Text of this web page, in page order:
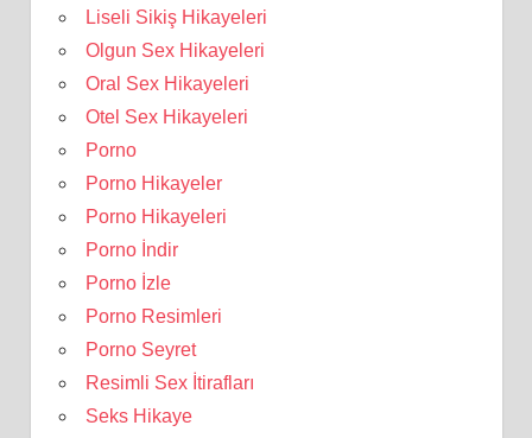
Liseli Sikiş Hikayeleri
Olgun Sex Hikayeleri
Oral Sex Hikayeleri
Otel Sex Hikayeleri
Porno
Porno Hikayeler
Porno Hikayeleri
Porno İndir
Porno İzle
Porno Resimleri
Porno Seyret
Resimli Sex İtirafları
Seks Hikaye